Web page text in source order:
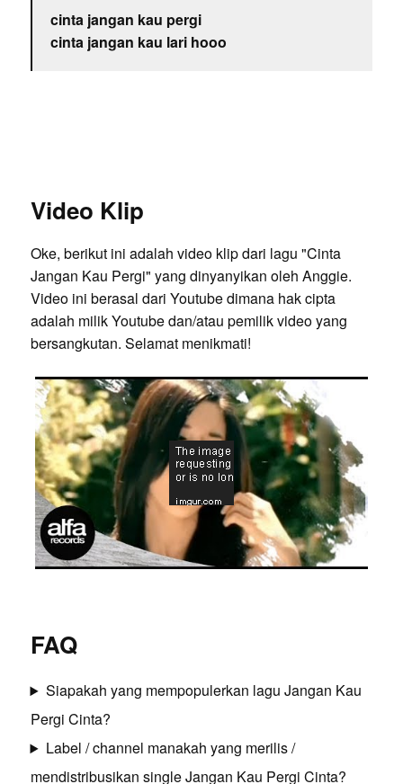
cinta jangan kau pergi
cinta jangan kau lari hooo
Video Klip
Oke, berikut ini adalah video klip dari lagu "Cinta
Jangan Kau Pergi" yang dinyanyikan oleh Anggie.
Video ini berasal dari Youtube dimana hak cipta
adalah milik Youtube dan/atau pemilik video yang
bersangkutan. Selamat menikmati!
FAQ
Siapakah yang mempopulerkan lagu Jangan Kau
Pergi Cinta?
Label / channel manakah yang merilis /
mendistribusikan single Jangan Kau Pergi Cinta?